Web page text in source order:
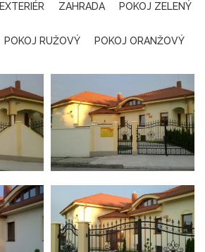
EXTERIÉR ZAHRADA POKOJ ZELENÝ
POKOJ RUŽOVÝ POKOJ ORANŽOVÝ